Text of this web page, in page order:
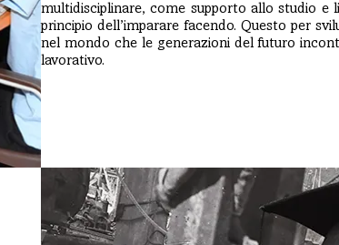
multidisciplinare, come supporto allo studio e
principio dell’imparare facendo. Questo per
nel mondo che le generazioni del futuro
lavorativo.